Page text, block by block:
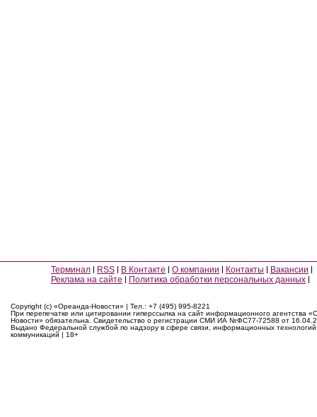
Терминал RSS В Контакте О компании Контакты
Вакансии
Реклама на сайте
Политика обработки персональных данных
Copyright (c) «Ореанда-Новости» | Тел.: +7 (495) 995-8221
При перепечатке или цитировании гиперссылка на сайт информационного агентства
Новости» обязательна. Свидетельство о регистрации СМИ ИА №ФС77-72588 от
Выдано Федеральной службой по надзору в сфере связи, информационных
коммуникаций | 18+